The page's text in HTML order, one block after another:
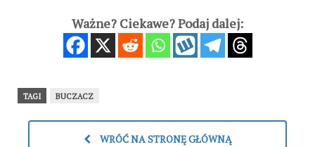
Ważne? Ciekawe? Podaj dalej:
TAGI BUCZACZ
WRÓĆ NA STRONĘ GŁÓWNĄ